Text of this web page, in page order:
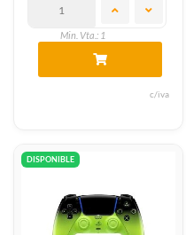
Min. Vta.: 1
c/iva
DISPONIBLE